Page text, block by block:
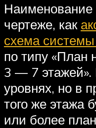
Наименование
чертеже, как
схема
по типу «План
3 — 7 этажей».
уровнях, но в
того же этажа
или более